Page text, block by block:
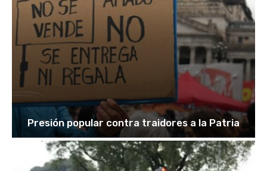
Presión popular contra traidores a la Patria